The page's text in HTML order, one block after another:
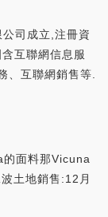
司成立,注冊資
互聯網信息服
、互聯網銷售等.
面料那Vicuna
土地銷售:12月